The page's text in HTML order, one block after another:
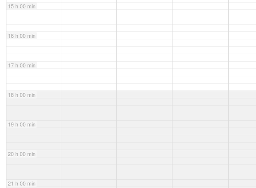
15 h 00 min
16 h 00 min
17 h 00 min
18 h 00 min
19 h 00 min
20 h 00 min
21 h 00 min